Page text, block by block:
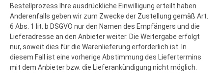
Bestellprozess Ihre ausdrückliche Einwilligung erteilt haben.
Anderenfalls geben wir zum Zwecke der Zustellung gemäß Art.
6 Abs. 1 lit. b DSGVO nur den Namen des Empfängers und die
Lieferadresse an den Anbieter weiter. Die Weitergabe erfolgt
nur, soweit dies für die Warenlieferung erforderlich ist. In
diesem Fall ist eine vorherige Abstimmung des Liefertermins
mit dem Anbieter bzw. die Lieferankündigung nicht möglich.